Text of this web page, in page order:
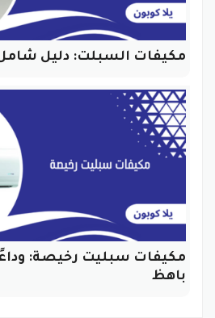
مكيفات السبلت: دليل شامل
مكيفات سبليت رخيصة:
باهظ